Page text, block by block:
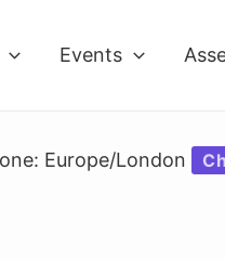
Events
Europe/London